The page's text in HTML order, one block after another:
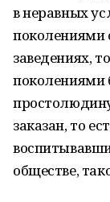
в неравных
поколениями
заведениях,
поколениями
заказан, то
обществе,